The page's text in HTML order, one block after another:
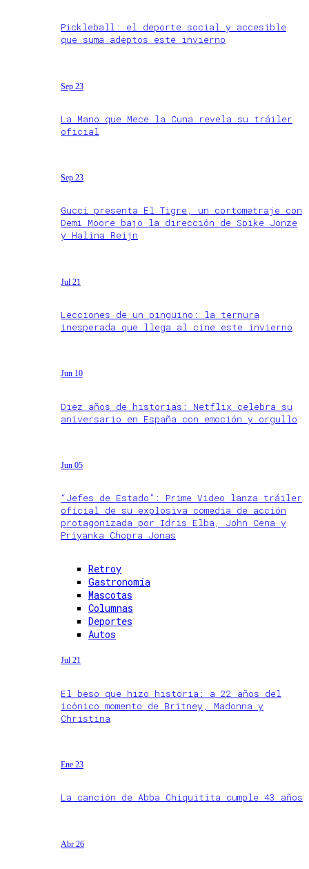
Pickleball: el deporte social y accesible
que suma adeptos este invierno
Sep 23
La Mano que Mece la Cuna revela su tráiler
oficial
Sep 23
Gucci presenta El Tigre, un cortometraje con
Demi Moore bajo la dirección de Spike Jonze
y Halina Reijn
Jul 21
Lecciones de un pingüino: la ternura
inesperada que llega al cine este invierno
Jun 10
Diez años de historias: Netflix celebra su
aniversario en España con emoción y orgullo
Jun 05
“Jefes de Estado”: Prime Video lanza tráiler
oficial de su explosiva comedia de acción
protagonizada por Idris Elba, John Cena y
Priyanka Chopra Jonas
Retroy
Gastronomía
Mascotas
Columnas
Deportes
Autos
Jul 21
El beso que hizo historia: a 22 años del
icónico momento de Britney, Madonna y
Christina
Ene 23
La canción de Abba Chiquitita cumple 43 años
Abr 26